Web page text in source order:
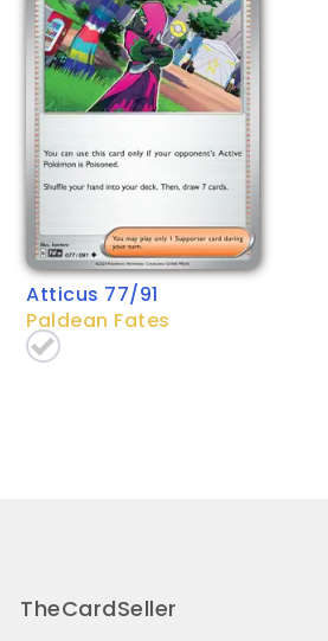
Atticus 77/91
Paldean Fates
TheCardSeller